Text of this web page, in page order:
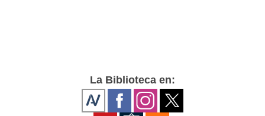
La Biblioteca en: